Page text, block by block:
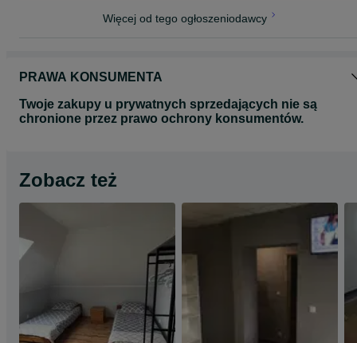
Więcej od tego ogłoszeniodawcy
PRAWA KONSUMENTA
Twoje zakupy u prywatnych sprzedających nie są
chronione przez prawo ochrony konsumentów.
Zobacz też